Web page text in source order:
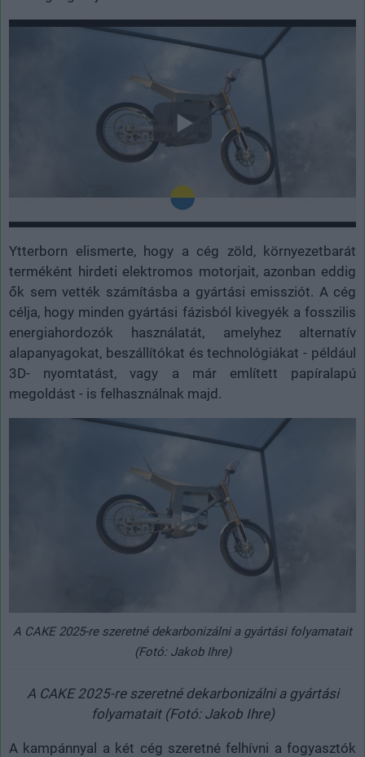
Ytterborn elismerte, hogy a cég zöld, környezetbarát
terméként hirdeti elektromos motorjait, azonban eddig
ők sem vették számításba a gyártási emissziót. A cég
célja, hogy minden gyártási fázisból kivegyék a fosszilis
energiahordozók használatát, amelyhez alternatív
alapanyagokat, beszállítókat és technológiákat - például
3D- nyomtatást, vagy a már említett papíralapú
megoldást - is felhasználnak majd.
A CAKE 2025-re szeretné dekarbonizálni a gyártási folyamatait
(Fotó: Jakob Ihre)
A CAKE 2025-re szeretné dekarbonizálni a gyártási
folyamatait (Fotó: Jakob Ihre)
A kampánnyal a két cég szeretné felhívni a fogyasztók